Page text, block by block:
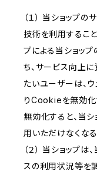
（１） 当ショップ
技術を利用するこ
プによる当ショッ
ち、サービス向上
たいユーザーは、
りCookieを無効化
無効化すると、当
用いただけなくな
（２） 当ショップ
スの利用状況等を